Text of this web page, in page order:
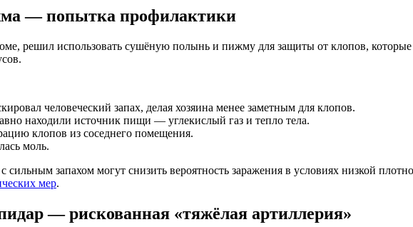
— попытка профилактики
решил использовать сушёную полынь и пижму для защиты от клопов, которые
человеческий запах, делая хозяина менее заметным для клопов.
находили источник пищи — углекислый газ и тепло тела.
клопов из соседнего помещения.
моль.
сильным запахом могут снизить вероятность заражения в условиях низкой
мер.
— рискованная «тяжёлая артиллерия»